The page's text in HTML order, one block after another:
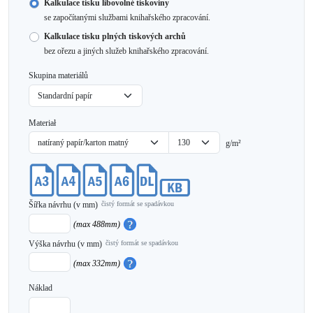
Kalkulace tisku libovolné tiskoviny
se započítanými službami knihařského zpracování.
Kalkulace tisku plných tiskových archů
bez ořezu a jiných služeb knihařského zpracování.
Skupina materiálů
Materiał
g/m²
Šířka návrhu (v mm) čistý formát se spadávkou
(max 488mm)
Výška návrhu (v mm) čistý formát se spadávkou
(max 332mm)
Náklad